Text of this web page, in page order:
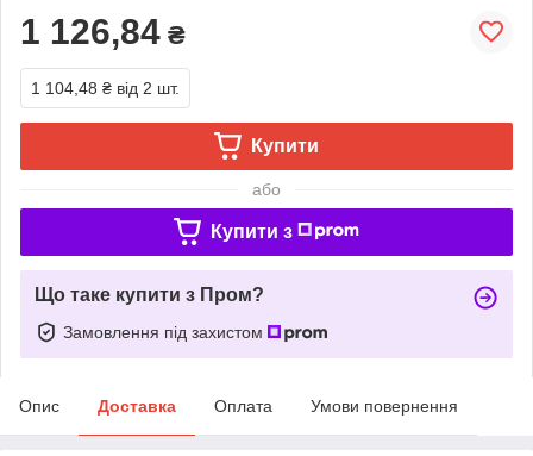
1 126,84 ₴
1 104,48 ₴ від 2 шт.
Купити
або
Купити з
Що таке купити з Пром?
Замовлення під захистом
Опис Доставка Оплата Умови повернення